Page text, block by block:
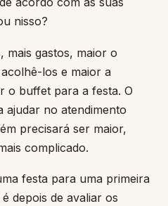
nisso?
mais gastos, maior o
los e maior a
o buffet para a festa. O
ajudar no atendimento
precisará ser maior,
complicado.
festa para uma primeira
depois de avaliar os